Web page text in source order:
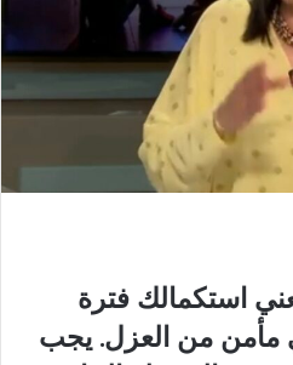
استكمالك فترة
مأمن من العزل. يجب